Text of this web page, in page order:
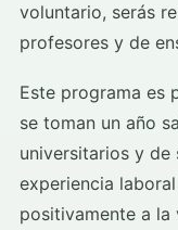
voluntario, serás
profesores y de
Este programa es
se toman un año
universitarios y de
experiencia
positivamente a la